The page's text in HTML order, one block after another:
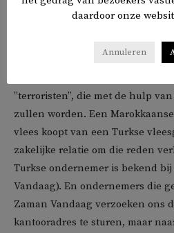
ver. Een aantal familieleden
bang zijn ”geregistreerd” te
moskeeën in Nederland maken
”terroristen”, die met de hulp
zullen worden. Een
vlees koopt van een Turkse
zakelijke relatie om die reden
Turkse ondernemer is bekend
Vandaag). En ondernemers die
Zaman Vandaag verzoeken ons
kantooradres te sturen, maar
daardoor onze
Annuleren